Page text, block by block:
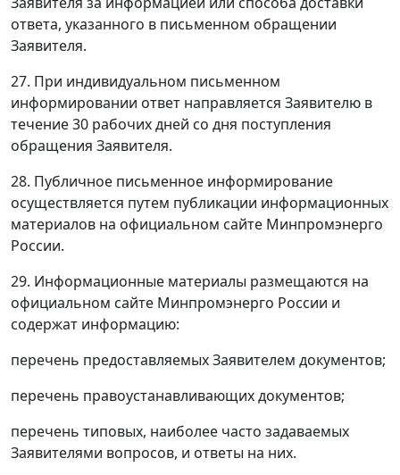
ответа, указанного в письменном обращении
Заявителя.
27. При индивидуальном письменном
информировании ответ направляется Заявителю в
течение 30 рабочих дней со дня поступления
обращения Заявителя.
28. Публичное письменное информирование
осуществляется путем публикации информационных
материалов на официальном сайте Минпромэнерго
России.
29. Информационные материалы размещаются на
официальном сайте Минпромэнерго России и
содержат информацию:
перечень предоставляемых Заявителем документов;
перечень правоустанавливающих документов;
перечень типовых, наиболее часто задаваемых
Заявителями вопросов, и ответы на них.